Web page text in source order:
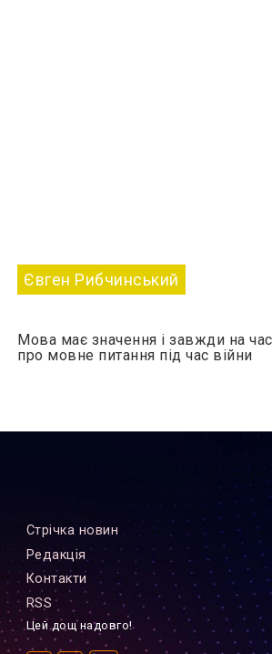
Євген Рибчинський
Мова має значення і завжди на
про мовне питання під час війни
Стрiчка новин
Редакцiя
Контакти
RSS
Цей дощ надовго!